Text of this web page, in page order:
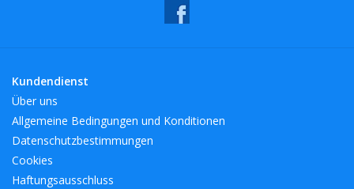
Kundendienst
Über uns
Allgemeine Bedingungen und Konditionen
Datenschutzbestimmungen
Cookies
Haftungsausschluss